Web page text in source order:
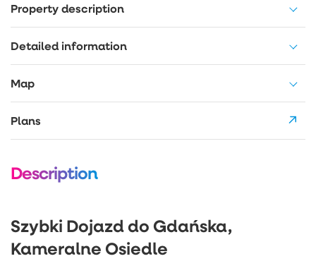
Property description
Detailed information
Map
Plans
Description
Szybki Dojazd do Gdańska,
Kameralne Osiedle